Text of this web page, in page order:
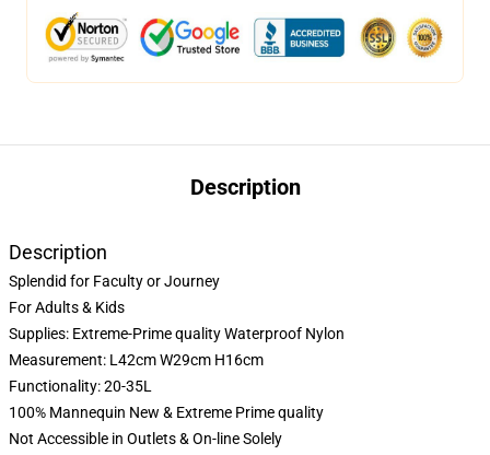
Description
Description
Splendid for Faculty or Journey
For Adults & Kids
Supplies: Extreme-Prime quality Waterproof Nylon
Measurement: L42cm W29cm H16cm
Functionality: 20-35L
100% Mannequin New & Extreme Prime quality
Not Accessible in Outlets & On-line Solely